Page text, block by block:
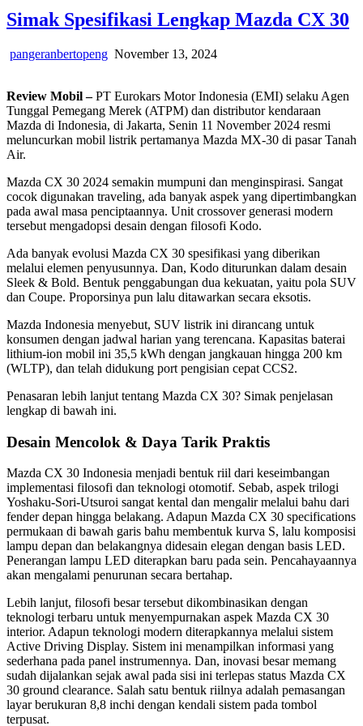
Simak Spesifikasi Lengkap Mazda CX 30
pangeranbertopeng November 13, 2024
Review Mobil –PT Eurokars Motor Indonesia (EMI) selaku Agen
Tunggal Pemegang Merek (ATPM) dan distributor kendaraan
Mazda di Indonesia, di Jakarta, Senin 11 November 2024 resmi
meluncurkan mobil listrik pertamanya Mazda MX-30 di pasar Tanah
Air.
Mazda CX 30 2024 semakin mumpuni dan menginspirasi. Sangat
cocok digunakan traveling, ada banyak aspek yang dipertimbangkan
pada awal masa penciptaannya. Unit crossover generasi modern
tersebut mengadopsi desain dengan filosofi Kodo.
Ada banyak evolusi Mazda CX 30 spesifikasi yang diberikan
melalui elemen penyusunnya. Dan, Kodo diturunkan dalam desain
Sleek & Bold. Bentuk penggabungan dua kekuatan, yaitu pola SUV
dan Coupe. Proporsinya pun lalu ditawarkan secara eksotis.
Mazda Indonesia menyebut, SUV listrik ini dirancang untuk
konsumen dengan jadwal harian yang terencana. Kapasitas baterai
lithium-ion mobil ini 35,5 kWh dengan jangkauan hingga 200 km
(WLTP), dan telah didukung port pengisian cepat CCS2.
Penasaran lebih lanjut tentang Mazda CX 30? Simak penjelasan
lengkap di bawah ini.
Desain Mencolok & Daya Tarik Praktis
Mazda CX 30 Indonesia menjadi bentuk riil dari keseimbangan
implementasi filosofi dan teknologi otomotif. Sebab, aspek trilogi
Yoshaku-Sori-Utsuroi sangat kental dan mengalir melalui bahu dari
fender depan hingga belakang. Adapun Mazda CX 30 specifications
permukaan di bawah garis bahu membentuk kurva S, lalu komposisi
lampu depan dan belakangnya didesain elegan dengan basis LED.
Penerangan lampu LED diterapkan baru pada sein. Pencahayaannya
akan mengalami penurunan secara bertahap.
Lebih lanjut, filosofi besar tersebut dikombinasikan dengan
teknologi terbaru untuk menyempurnakan aspek Mazda CX 30
interior. Adapun teknologi modern diterapkannya melalui sistem
Active Driving Display. Sistem ini menampilkan informasi yang
sederhana pada panel instrumennya. Dan, inovasi besar memang
sudah dijalankan sejak awal pada sisi ini terlepas status Mazda CX
30 ground clearance. Salah satu bentuk riilnya adalah pemasangan
layar berukuran 8,8 inchi dengan kendali sistem pada tombol
terpusat.